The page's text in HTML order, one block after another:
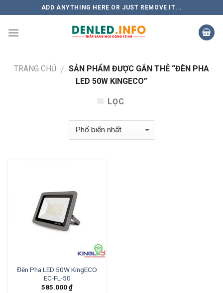
to
content
ADD ANYTHING HERE OR JUST REMOVE IT...
TRANG CHỦ / SẢN PHẨM ĐƯỢC GẮN THẺ “ĐÈN PHA
LED 50W KINGECO”
LỌC
Đèn Pha LED 50W KingECO
EC-FL-50
585.000₫